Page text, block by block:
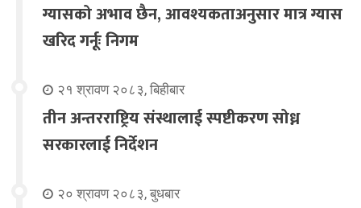
ग्यासको अभाव छैन, आवश्यकताअनुसार मात्र ग्यास
खरिद गर्नूः निगम
२१ श्रावण २०८३, बिहीबार
तीन अन्तरराष्ट्रिय संस्थालाई स्पष्टीकरण सोध्न
सरकारलाई निर्देशन
२० श्रावण २०८३, बुधबार